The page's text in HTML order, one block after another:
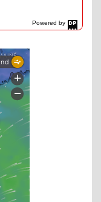
Powered by
DaysPedia.com